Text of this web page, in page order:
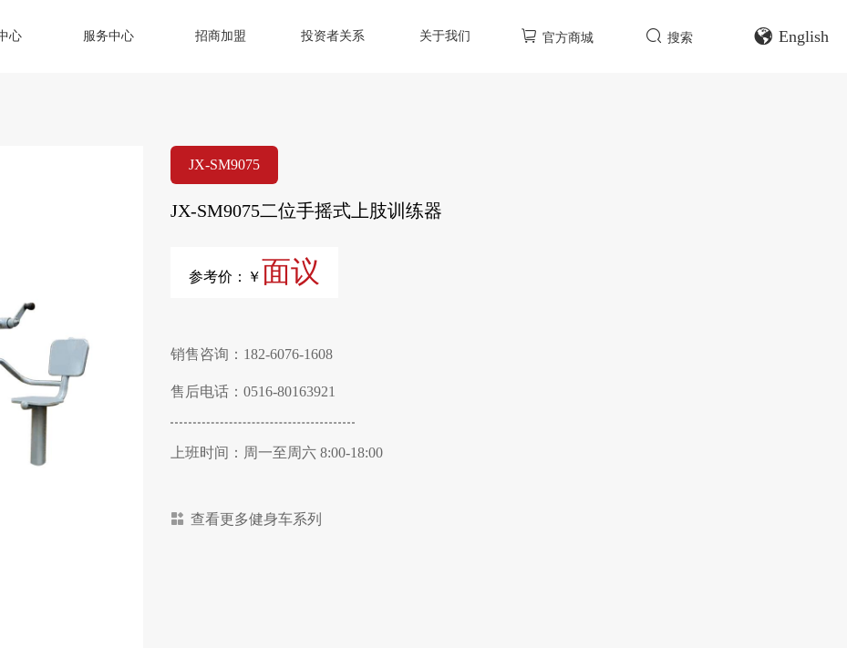
心 服务中心 招商加盟 投资者关系 关于我们 官方商城 搜索 English
JX-SM9075
JX-SM9075二位手摇式上肢训练器
参考价：￥面议
销售咨询：182-6076-1608
售后电话：0516-80163921
上班时间：周一至周六 8:00-18:00
查看更多健身车系列